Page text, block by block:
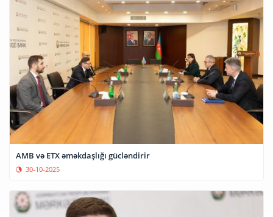
AMB və ETX əməkdaşlığı gücləndirir
30-10-2025